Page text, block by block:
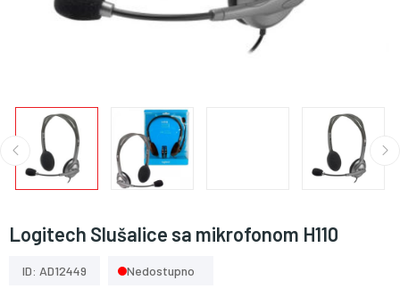
Logitech Slušalice sa mikrofonom H110
ID: AD12449 Nedostupno